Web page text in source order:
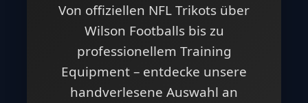
Von offiziellen NFL Trikots über
Wilson Footballs bis zu
professionellem Training
Equipment – entdecke unsere
handverlesene Auswahl an